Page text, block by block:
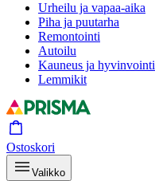
Urheilu ja vapaa-aika
Piha ja puutarha
Remontointi
Autoilu
Kauneus ja hyvinvointi
Lemmikit
Ostoskori
Valikko